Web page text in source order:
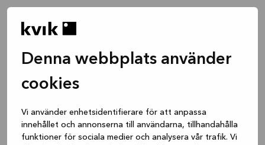
Denna webbplats använder
cookies
Vi använder enhetsidentifierare för att anpassa
innehållet och annonserna till användarna, tillhandahålla
funktioner för sociala medier och analysera vår trafik. Vi